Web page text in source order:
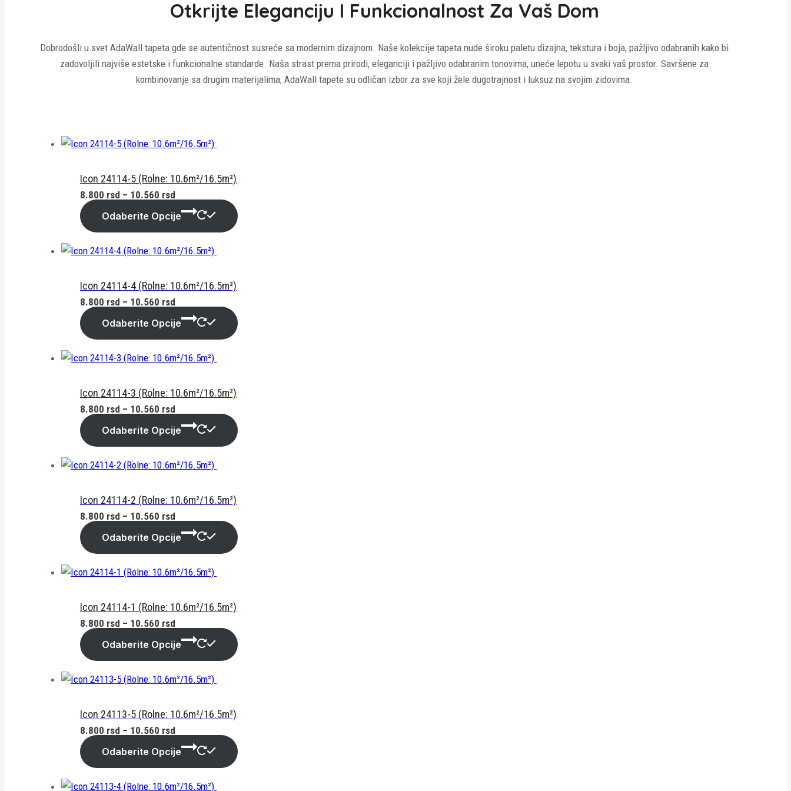
Otkrijte Eleganciju I Funkcionalnost Za Vaš Dom
Dobrodošli u svet AdaWall tapeta gde se autentičnost susreće sa modernim dizajnom. Naše kolekcije tapeta nude široku paletu dizajna, tekstura i boja, pažljivo odabranih kako bi
zadovoljili najviše estetske i funkcionalne standarde. Naša strast prema prirodi, eleganciji i pažljivo odabranim tonovima, uneće lepotu u svaki vaš prostor. Savršene za
kombinovanje sa drugim materijalima, AdaWall tapete su odličan izbor za sve koji žele dugotrajnost i luksuz na svojim zidovima.
Icon 24114-5 (Rolne: 10.6m²/16.5m²)
8.800 rsd – 10.560 rsd
cena:
do
Odaberite Opcije
Icon 24114-4 (Rolne: 10.6m²/16.5m²)
8.800 rsd – 10.560 rsd
cena:
do
Odaberite Opcije
Icon 24114-3 (Rolne: 10.6m²/16.5m²)
8.800 rsd – 10.560 rsd
cena:
do
Odaberite Opcije
Icon 24114-2 (Rolne: 10.6m²/16.5m²)
8.800 rsd – 10.560 rsd
cena:
do
Odaberite Opcije
Icon 24114-1 (Rolne: 10.6m²/16.5m²)
8.800 rsd – 10.560 rsd
cena:
do
Odaberite Opcije
Icon 24113-5 (Rolne: 10.6m²/16.5m²)
8.800 rsd – 10.560 rsd
cena:
Odaberite Opcije